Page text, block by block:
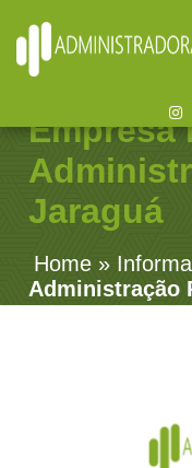
Empresa
Jaraguá
Home »
Administração